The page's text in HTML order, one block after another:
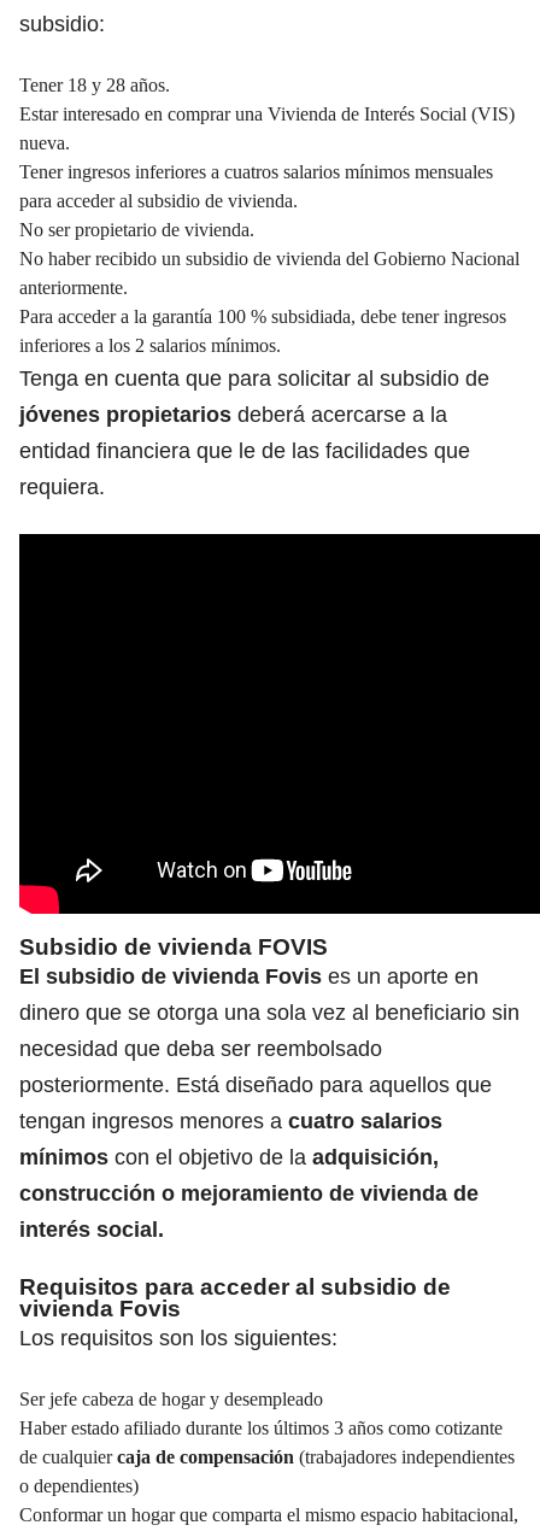
subsidio:
Tener 18 y 28 años.
Estar interesado en comprar una Vivienda de Interés Social (VIS)
nueva.
Tener ingresos inferiores a cuatros salarios mínimos mensuales
para acceder al subsidio de vivienda.
No ser propietario de vivienda.
No haber recibido un subsidio de vivienda del Gobierno Nacional
anteriormente.
Para acceder a la garantía 100 % subsidiada, debe tener ingresos
inferiores a los 2 salarios mínimos.
Tenga en cuenta que para solicitar al subsidio de
jóvenes propietarios deberá acercarse a la
entidad financiera que le de las facilidades que
requiera.
Subsidio de vivienda FOVIS
El subsidio de vivienda Fovis es un aporte en
dinero que se otorga una sola vez al beneficiario sin
necesidad que deba ser reembolsado
posteriormente. Está diseñado para aquellos que
tengan ingresos menores a cuatro salarios
mínimos con el objetivo de la adquisición,
construcción o mejoramiento de vivienda de
interés social.
Requisitos para acceder al subsidio de
vivienda Fovis
Los requisitos son los siguientes:
Ser jefe cabeza de hogar y desempleado
Haber estado afiliado durante los últimos 3 años como cotizante
de cualquiercaja de compensación (trabajadores independientes
o dependientes)
Conformar un hogar que comparta el mismo espacio habitacional,